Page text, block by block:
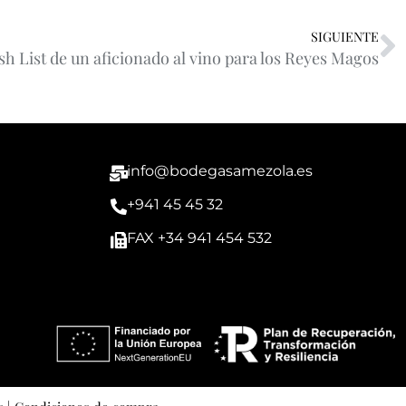
SIGUIENTE
List de un aficionado al vino para los Reyes Magos
info@bodegasamezola.es
+941 45 45 32
FAX +34 941 454 532